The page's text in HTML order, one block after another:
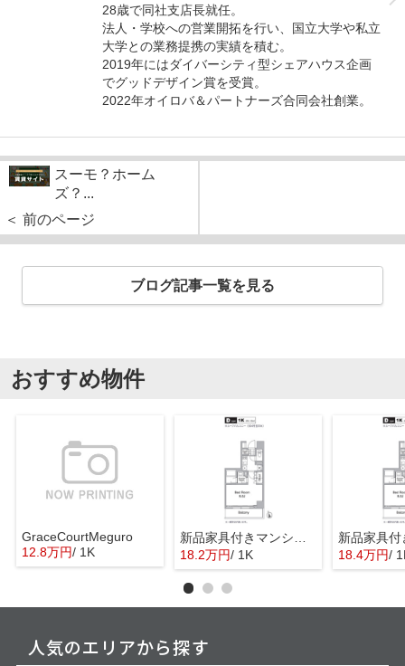
28歳で同社支店長就任。
法人・学校への営業開拓を行い、国立大学や私立
大学との業務提携の実績を積む。
2019年にはダイバーシティ型シェアハウス企画
でグッドデザイン賞を受賞。
2022年オイロバ＆パートナーズ合同会社創業。
スーモ？ホーム
ズ？...
＜ 前のページ
ブログ記事一覧を見る
おすすめ物件
GraceCourtMeguro
12.8万円/ 1K
18.2万円/ 1K 18.4万円/
人気のエリアから探す